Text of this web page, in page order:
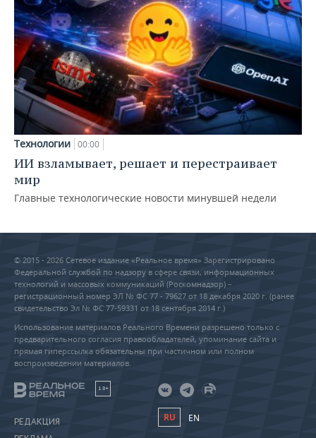
Технологии 00:00
ИИ взламывает, решает и перестраивает
мир
Главные технологические новости минувшей недели
© 2015 - 2026 Сетевое издание «Реальное время» Зарегистрировано
Федеральной службой по надзору в сфере связи, информационных
технологий и массовых коммуникаций (Роскомнадзор) –
регистрационный номер ЭЛ № ФС 77 - 79627 от 18 декабря 2020 г. (ранее
свидетельство Эл № ФС 77-59331 от 18 сентября 2014 г.)
Использование материалов Реального Времени разрешено только с
предварительного согласия правообладателей, упоминание сайта и
прямая гиперссылка обязательны при частичном или полном
воспроизведении материалов.
18+
РЕДАКЦИЯ
RU EN